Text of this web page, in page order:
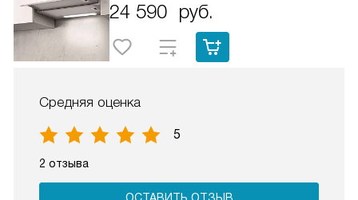
24 590 руб.
Средняя оценка
5
2 отзыва